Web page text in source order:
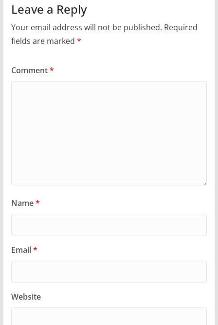
Leave a Reply
Your email address will not be published. Required
fields are marked *
Comment*
Name*
Email*
Website